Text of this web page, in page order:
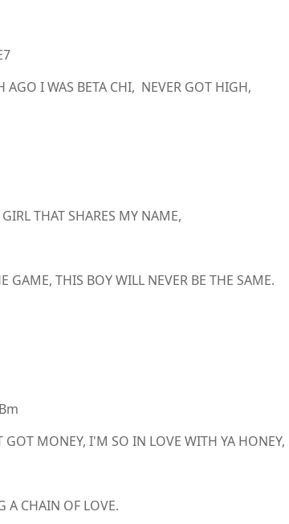
I WAS BETA CHI, NEVER GOT HIGH,
THAT SHARES MY NAME,
THIS BOY WILL NEVER BE THE SAME.
MONEY, I'M SO IN LOVE WITH YA HONEY,
A CHAIN OF LOVE.